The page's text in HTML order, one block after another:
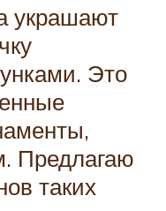
украшают
Это
Предлагаю
таких